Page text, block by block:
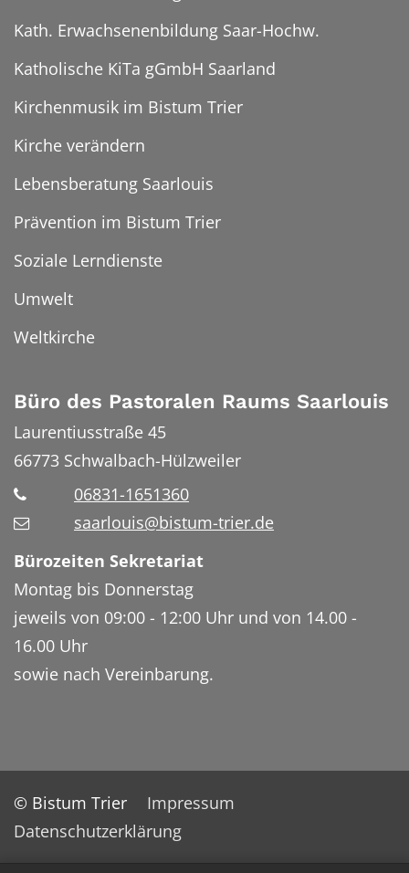
Kath. Erwachsenenbildung Saar-Hochw.
Katholische KiTa gGmbH Saarland
Kirchenmusik im Bistum Trier
Kirche verändern
Lebensberatung Saarlouis
Prävention im Bistum Trier
Soziale Lerndienste
Umwelt
Weltkirche
Büro des Pastoralen Raums Saarlouis
Laurentiusstraße 45
66773 Schwalbach-Hülzweiler
06831-1651360
saarlouis@bistum-trier.de
Bürozeiten Sekretariat
Montag bis Donnerstag
jeweils von 09:00 - 12:00 Uhr und von 14.00 -
16.00 Uhr
sowie nach Vereinbarung.
© Bistum Trier
Impressum
Datenschutzerklärung